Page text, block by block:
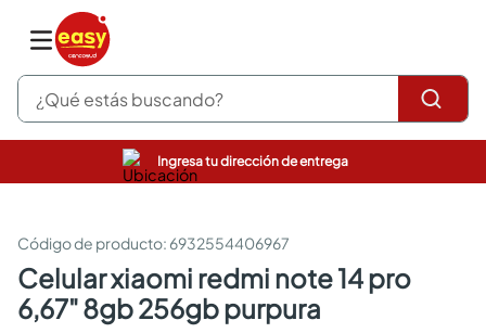
¿Qué estás buscando?
Ingresa tu dirección de entrega
: 6932554406967
celular xiaomi redmi note 14 pro
6,67" 8gb 256gb purpura
pinturas
sanitarios
comedor
escritorio